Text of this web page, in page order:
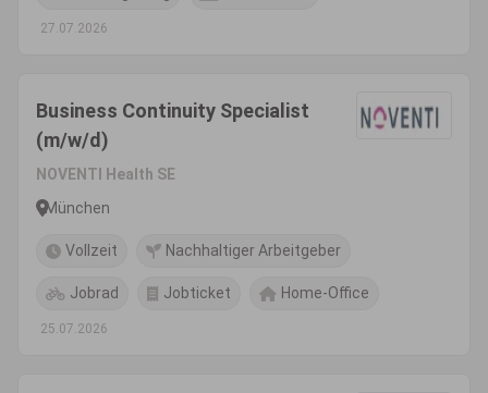
27.07.2026
Business Continuity Specialist
(m/w/d)
NOVENTI Health SE
München
Vollzeit Nachhaltiger Arbeitgeber
Jobrad Jobticket Home-Office
25.07.2026